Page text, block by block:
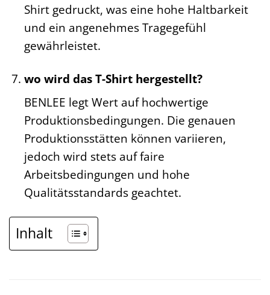
Shirt gedruckt, was eine hohe Haltbarkeit
und ein angenehmes Tragegefühl
gewährleistet.
wo wird das T-Shirt hergestellt?
BENLEE legt Wert auf hochwertige
Produktionsbedingungen. Die genauen
Produktionsstätten können variieren,
jedoch wird stets auf faire
Arbeitsbedingungen und hohe
Qualitätsstandards geachtet.
Inhalt